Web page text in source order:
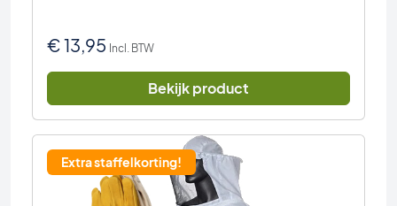
€13,95 Incl. BTW
Bekijk product
Extra staffelkorting!